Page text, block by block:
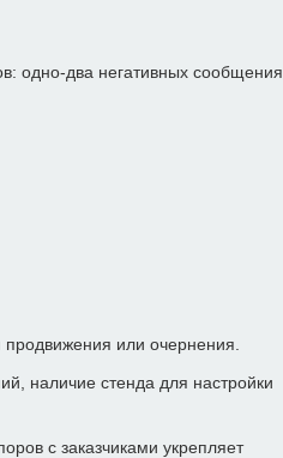
одно-два негативных сообщения
или очернения.
наличие стенда для настройки
с заказчиками укрепляет